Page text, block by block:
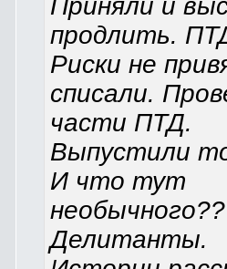
Приняли и
продлить.
Риски не
списали.
части ПТД.
Выпустили
И что тут
Делитанты.